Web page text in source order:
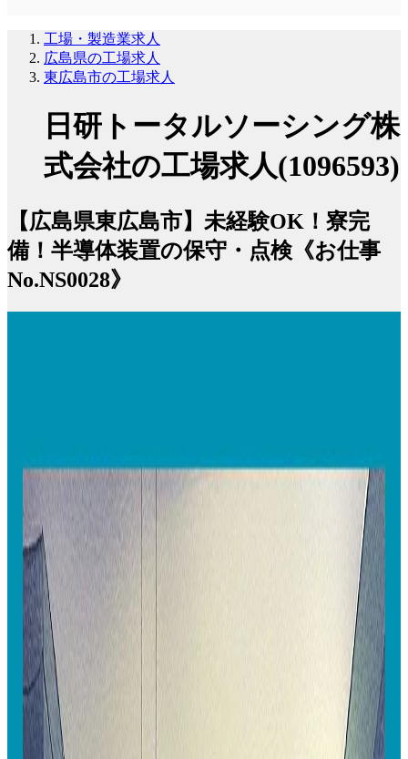
工場・製造業求人
広島県の工場求人
東広島市の工場求人
日研トータルソーシング株
式会社の工場求人(1096593)
【広島県東広島市】未経験OK！寮完
備！半導体装置の保守・点検《お仕事
No.NS0028》